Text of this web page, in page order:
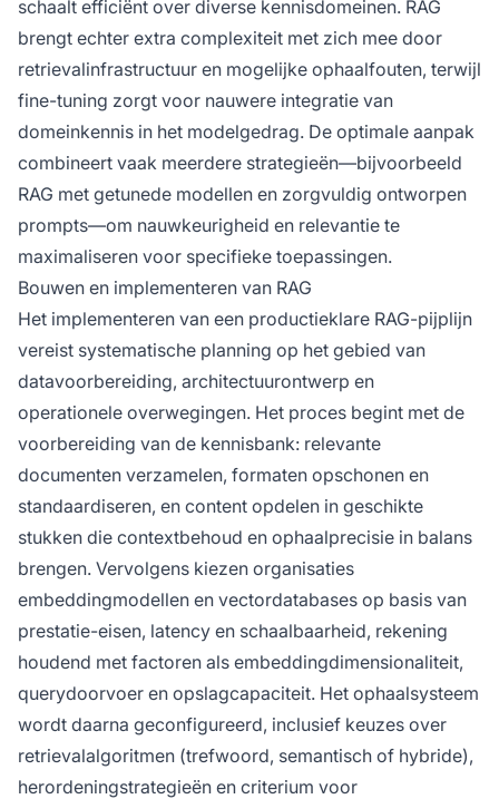
schaalt efficiënt over diverse kennisdomeinen. RAG
brengt echter extra complexiteit met zich mee door
retrievalinfrastructuur en mogelijke ophaalfouten, terwijl
fine-tuning zorgt voor nauwere integratie van
domeinkennis in het modelgedrag. De optimale aanpak
combineert vaak meerdere strategieën—bijvoorbeeld
RAG met getunede modellen en zorgvuldig ontworpen
prompts—om nauwkeurigheid en relevantie te
maximaliseren voor specifieke toepassingen.
Bouwen en implementeren van RAG
Het implementeren van een productieklare RAG-pijplijn
vereist systematische planning op het gebied van
datavoorbereiding, architectuurontwerp en
operationele overwegingen. Het proces begint met de
voorbereiding van de kennisbank: relevante
documenten verzamelen, formaten opschonen en
standaardiseren, en content opdelen in geschikte
stukken die contextbehoud en ophaalprecisie in balans
brengen. Vervolgens kiezen organisaties
embeddingmodellen en vectordatabases op basis van
prestatie-eisen, latency en schaalbaarheid, rekening
houdend met factoren als embeddingdimensionaliteit,
querydoorvoer en opslagcapaciteit. Het ophaalsysteem
wordt daarna geconfigureerd, inclusief keuzes over
retrievalalgoritmen (trefwoord, semantisch of hybride),
herordeningstrategieën en criterium voor